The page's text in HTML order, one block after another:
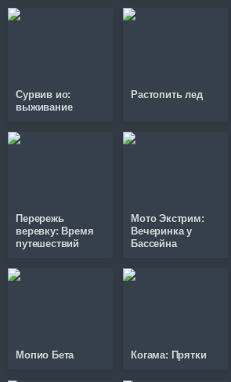
Сурвив ио:
выживание
Растопить лед
Перережь
веревку: Время
путешествий
Мото Экстрим:
Вечеринка у
Бассейна
Мопио Бета Когама: Прятки